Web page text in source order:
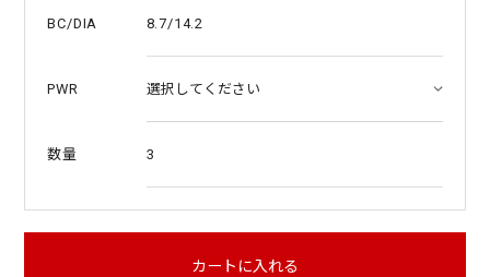
BC/DIA 8.7/14.2
PWR
数量 3
カートに入れる